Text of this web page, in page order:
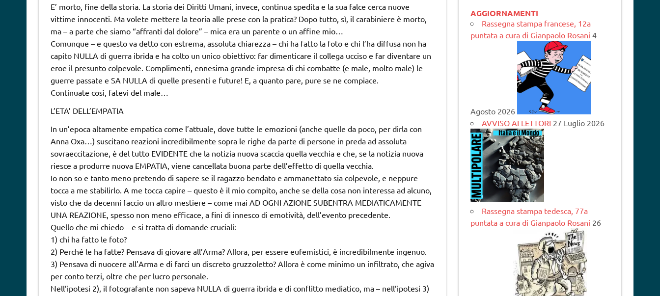
E’ morto, fine della storia. La storia dei Diritti Umani, invece, continua spedita e la sua falce cerca nuove
vittime innocenti. Ma volete mettere la teoria alle prese con la pratica? Dopo tutto, sì, il carabiniere è morto,
ma – a parte che siamo “affranti dal dolore” – mica era un parente o un affine mio…
Comunque – e questo va detto con estrema, assoluta chiarezza – chi ha fatto la foto e chi l’ha diffusa non ha
capito NULLA di guerra ibrida e ha colto un unico obiettivo: far dimenticare il collega ucciso e far diventare un
eroe il presunto colpevole. Complimenti, ennesima grande impresa di chi combatte (e male, molto male) le
guerre passate e SA NULLA di quelle presenti e future! E, a quanto pare, pure se ne compiace.
Continuate così, fatevi del male…
L’ETA’ DELL’EMPATIA
In un’epoca altamente empatica come l’attuale, dove tutte le emozioni (anche quelle da poco, per dirla con
Anna Oxa…) suscitano reazioni incredibilmente sopra le righe da parte di persone in preda ad assoluta
sovraeccitazione, è del tutto EVIDENTE che la notizia nuova scaccia quella vecchia e che, se la notizia nuova
riesce a produrre nuova EMPATIA, viene cancellata buona parte dell’effetto di quella vecchia.
Io non so e tanto meno pretendo di sapere se il ragazzo bendato e ammanettato sia colpevole, e neppure
tocca a me stabilirlo. A me tocca capire – questo è il mio compito, anche se della cosa non interessa ad alcuno,
visto che da decenni faccio un altro mestiere – come mai AD OGNI AZIONE SUBENTRA MEDIATICAMENTE
UNA REAZIONE, spesso non meno efficace, a fini di innesco di emotività, dell’evento precedente.
Quello che mi chiedo – e si tratta di domande cruciali:
1) chi ha fatto le foto?
2) Perché le ha fatte? Pensava di giovare all’Arma? Allora, per essere eufemistici, è incredibilmente ingenuo.
3) Pensava di nuocere all’Arma e di farci un discreto gruzzoletto? Allora è come minimo un infiltrato, che agiva
per conto terzi, oltre che per lucro personale.
Nell’ipotesi 2), il fotografante non sapeva NULLA di guerra ibrida e di conflitto mediatico, ma – nell’ipotesi 3)
AGGIORNAMENTI
Rassegna stampa francese, 12a
puntata a cura di Gianpaolo Rosani 4
Agosto 2026
AVVISO AI LETTORI 27 Luglio 2026
Rassegna stampa tedesca, 77a
puntata a cura di Gianpaolo Rosani 26